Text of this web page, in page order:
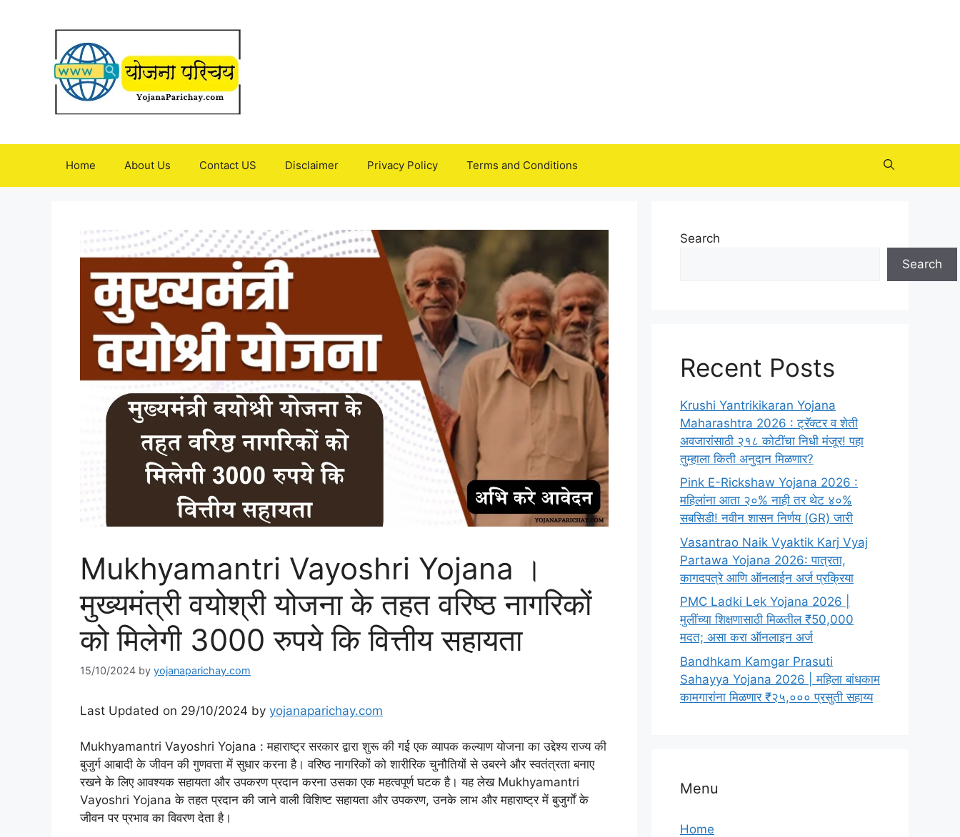
Home About Us Contact US Disclaimer Privacy Policy Terms and Conditions
Mukhyamantri Vayoshri Yojana ।
मुख्यमंत्री वयोश्री योजना के तहत वरिष्ठ नागरिकों
को मिलेगी 3000 रुपये कि वित्तीय सहायता
15/10/2024 by yojanaparichay.com
Last Updated on 29/10/2024 by yojanaparichay.com
Mukhyamantri Vayoshri Yojana : महाराष्ट्र सरकार द्वारा शुरू की गई एक व्यापक कल्याण योजना का उद्देश्य राज्य की
बुजुर्ग आबादी के जीवन की गुणवत्ता में सुधार करना है। वरिष्ठ नागरिकों को शारीरिक चुनौतियों से उबरने और स्वतंत्रता बनाए
रखने के लिए आवश्यक सहायता और उपकरण प्रदान करना उसका एक महत्वपूर्ण घटक है। यह लेख Mukhyamantri
Vayoshri Yojana के तहत प्रदान की जाने वाली विशिष्ट सहायता और उपकरण, उनके लाभ और महाराष्ट्र में बुजुर्गों के
जीवन पर प्रभाव का विवरण देता है।
Search
Search
Recent Posts
Krushi Yantrikikaran Yojana
Maharashtra 2026 : ट्रॅक्टर व शेती
अवजारांसाठी २१८ कोटींचा निधी मंजूर! पहा
तुम्हाला किती अनुदान मिळणार?
Pink E-Rickshaw Yojana 2026 :
महिलांना आता २०% नाही तर थेट ४०%
सबसिडी! नवीन शासन निर्णय (GR) जारी
Vasantrao Naik Vyaktik Karj Vyaj
Partawa Yojana 2026: पात्रता,
कागदपत्रे आणि ऑनलाईन अर्ज प्रक्रिया
PMC Ladki Lek Yojana 2026 |
मुलींच्या शिक्षणासाठी मिळतील ₹50,000
मदत; असा करा ऑनलाइन अर्ज
Bandhkam Kamgar Prasuti
Sahayya Yojana 2026 | महिला बांधकाम
कामगारांना मिळणार ₹२५,००० प्रसुती सहाय्य
Menu
Home